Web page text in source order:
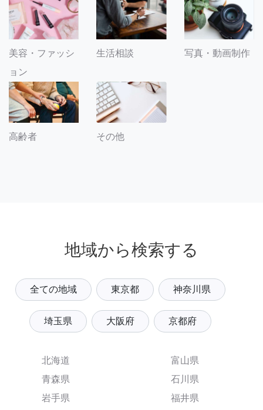
美容・ファッシ
ョン
生活相談 写真・動画制作
高齢者 その他
地域から検索する
全ての地域 東京都 神奈川県
埼玉県 大阪府 京都府
北海道
青森県
岩手県
富山県
石川県
福井県